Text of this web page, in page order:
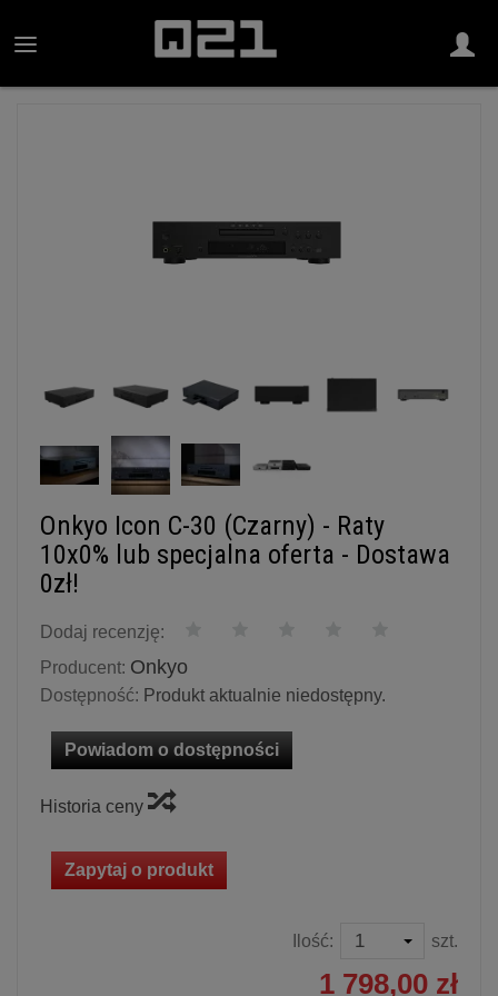
Onkyo Icon C-30 (Czarny) - Raty
10x0% lub specjalna oferta - Dostawa
0zł!
Dodaj recenzję:
Producent: Onkyo
Dostępność: Produkt aktualnie niedostępny.
Powiadom o dostępności
Historia ceny
Zapytaj o produkt
Ilość: szt.
1 798,00 zł